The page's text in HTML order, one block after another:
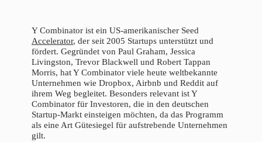
Y Combinator ist ein US-amerikanischer Seed
Accelerator, der seit 2005 Startups unterstützt und
fördert. Gegründet von Paul Graham, Jessica
Livingston, Trevor Blackwell und Robert Tappan
Morris, hat Y Combinator viele heute weltbekannte
Unternehmen wie Dropbox, Airbnb und Reddit auf
ihrem Weg begleitet. Besonders relevant ist Y
Combinator für Investoren, die in den deutschen
Startup-Markt einsteigen möchten, da das Programm
als eine Art Gütesiegel für aufstrebende Unternehmen
gilt.